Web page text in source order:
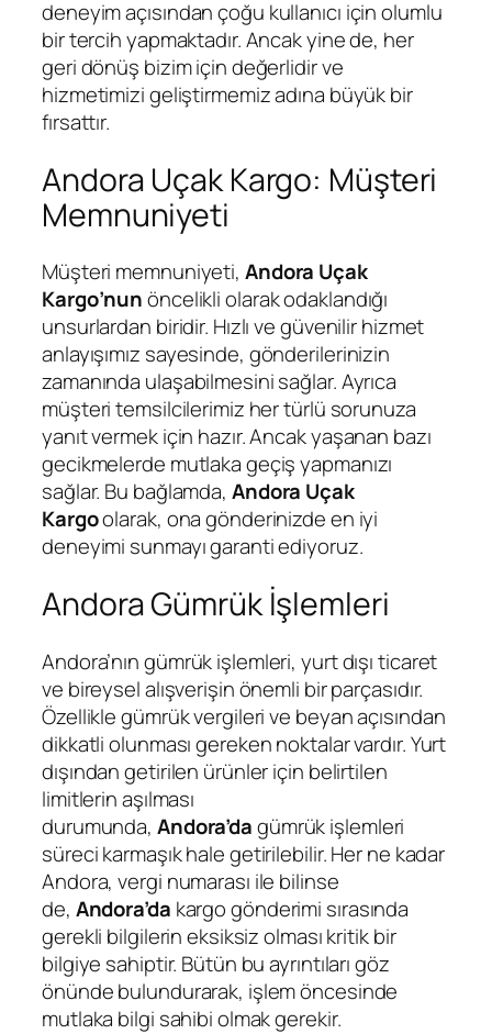
deneyim açısından çoğu kullanıcı için olumlu
bir tercih yapmaktadır. Ancak yine de, her
geri dönüş bizim için değerlidir ve
hizmetimizi geliştirmemiz adına büyük bir
fırsattır.
Andora Uçak Kargo: Müşteri
Memnuniyeti
Müşteri memnuniyeti, Andora Uçak
Kargo’nunöncelikli olarak odaklandığı
unsurlardan biridir. Hızlı ve güvenilir hizmet
anlayışımız sayesinde, gönderilerinizin
zamanında ulaşabilmesini sağlar. Ayrıca
müşteri temsilcilerimiz her türlü sorunuza
yanıt vermek için hazır. Ancak yaşanan bazı
gecikmelerde mutlaka geçiş yapmanızı
sağlar. Bu bağlamda, Andora Uçak
Kargoolarak, ona gönderinizde en iyi
deneyimi sunmayı garanti ediyoruz.
Andora Gümrük İşlemleri
Andora’nın gümrük işlemleri, yurt dışı ticaret
ve bireysel alışverişin önemli bir parçasıdır.
Özellikle gümrük vergileri ve beyan açısından
dikkatli olunması gereken noktalar vardır. Yurt
dışından getirilen ürünler için belirtilen
limitlerin aşılması
durumunda, Andora’dagümrük işlemleri
süreci karmaşık hale getirilebilir. Her ne kadar
Andora, vergi numarası ile bilinse
de, Andora’da kargo gönderimi sırasında
gerekli bilgilerin eksiksiz olması kritik bir
bilgiye sahiptir. Bütün bu ayrıntıları göz
önünde bulundurarak, işlem öncesinde
mutlaka bilgi sahibi olmak gerekir.